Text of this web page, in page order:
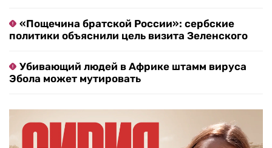
«Пощечина братской России»: сербские
политики объяснили цель визита Зеленского
Убивающий людей в Африке штамм вируса
Эбола может мутировать